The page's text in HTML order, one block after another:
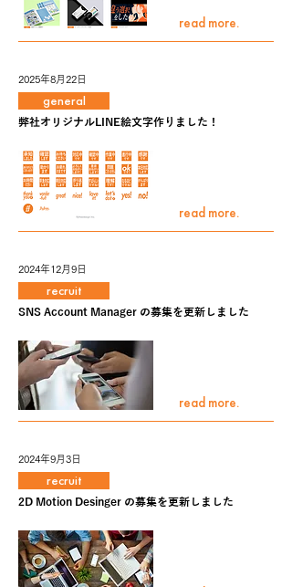
read more.
2025年8月22日
general
弊社オリジナルLINE絵文字作りました！
read more.
2024年12月9日
recruit
SNS Account Manager の募集を更新しました
read more.
2024年9月3日
recruit
2D Motion Desinger の募集を更新しました